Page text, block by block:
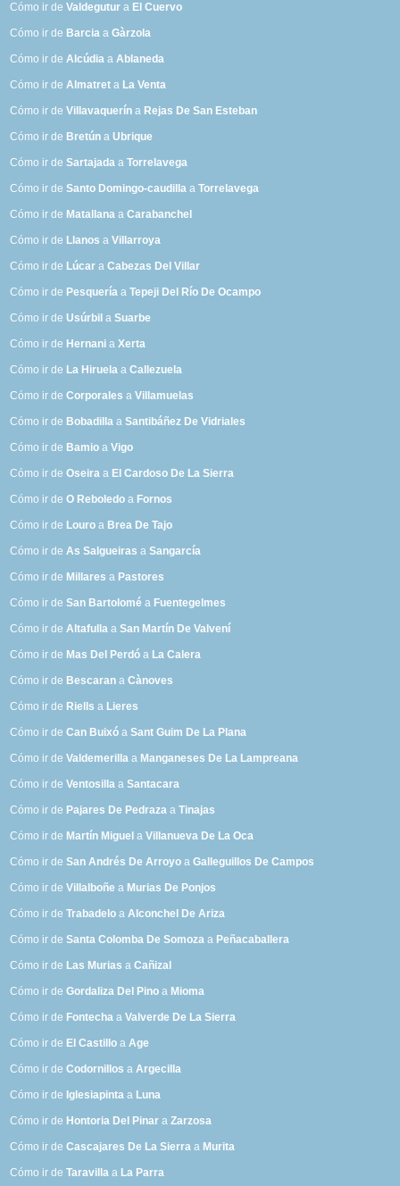
Cómo ir deValdegutur a El Cuervo
Cómo ir de Barcia aGàrzola
Cómo ir deAlcúdia aAblaneda
Cómo ir deAlmatret a La Venta
Cómo ir deVillavaquerín a Rejas De San Esteban
Cómo ir de Bretún aUbrique
Cómo ir deSartajada aTorrelavega
Cómo ir deSanto Domingo-caudilla aTorrelavega
Cómo ir de Matallana aCarabanchel
Cómo ir de Llanos aVillarroya
Cómo ir de Lúcar aCabezas Del Villar
Cómo ir de Pesquería aTepeji Del Río De Ocampo
Cómo ir deUsúrbil aSuarbe
Cómo ir de Hernani aXerta
Cómo ir de La Hiruela aCallezuela
Cómo ir deCorporales aVillamuelas
Cómo ir de Bobadilla aSantibáñez De Vidriales
Cómo ir de Bamio aVigo
Cómo ir deOseira a El Cardoso De La Sierra
Cómo ir deO Reboledo a Fornos
Cómo ir de Louro a Brea De Tajo
Cómo ir deAs Salgueiras aSangarcía
Cómo ir de Millares a Pastores
Cómo ir deSan Bartolomé a Fuentegelmes
Cómo ir deAltafulla aSan Martín De Valvení
Cómo ir de Mas Del Perdó a La Calera
Cómo ir de Bescaran aCànoves
Cómo ir de Riells a Lieres
Cómo ir deCan Buixó aSant Guim De La Plana
Cómo ir deValdemerilla a Manganeses De La Lampreana
Cómo ir deVentosilla aSantacara
Cómo ir de Pajares De Pedraza aTinajas
Cómo ir de Martín Miguel aVillanueva De La Oca
Cómo ir deSan Andrés De Arroyo aGalleguillos De Campos
Cómo ir deVillalboñe a Murias De Ponjos
Cómo ir deTrabadelo aAlconchel De Ariza
Cómo ir deSanta Colomba De Somoza a Peñacaballera
Cómo ir de Las Murias aCañizal
Cómo ir deGordaliza Del Pino a Mioma
Cómo ir de Fontecha aValverde De La Sierra
Cómo ir de El Castillo aAge
Cómo ir deCodornillos aArgecilla
Cómo ir de Iglesiapinta a Luna
Cómo ir de Hontoria Del Pinar aZarzosa
Cómo ir deCascajares De La Sierra a Murita
Cómo ir deTaravilla a La Parra